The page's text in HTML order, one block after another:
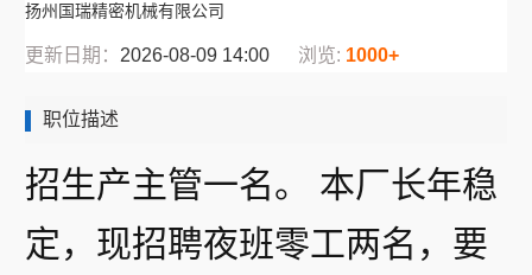
扬州国瑞精密机械有限公司
更新日期： 2026-08-09 14:00 浏览: 1000+
职位描述
招生产主管一名。 本厂长年稳
定，现招聘夜班零工两名，要